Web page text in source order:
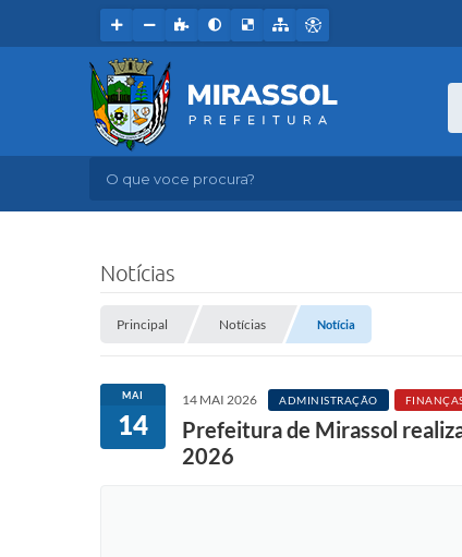
O que voce procura?
Notícias
Principal Notícias Notícia
MAI
14
14 MAI 2026 ADMINISTRAÇÃO
Prefeitura de Mirassol
2026